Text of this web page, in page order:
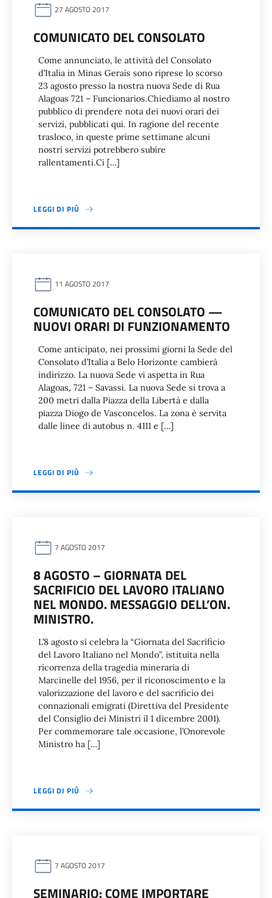
27 AGOSTO 2017
COMUNICATO DEL CONSOLATO
Come annunciato, le attività del Consolato
d’Italia in Minas Gerais sono riprese lo scorso
23 agosto presso la nostra nuova Sede di Rua
Alagoas 721 – Funcionarios.Chiediamo al nostro
pubblico di prendere nota dei nuovi orari dei
servizi, pubblicati qui. In ragione del recente
trasloco, in queste prime settimane alcuni
nostri servizi potrebbero subire
rallentamenti.Ci […]
LEGGI DI PIÙ
11 AGOSTO 2017
COMUNICATO DEL CONSOLATO —
NUOVI ORARI DI FUNZIONAMENTO
Come anticipato, nei prossimi giorni la Sede del
Consolato d’Italia a Belo Horizonte cambierà
indirizzo. La nuova Sede vi aspetta in Rua
Alagoas, 721 – Savassi. La nuova Sede si trova a
200 metri dalla Piazza della Libertà e dalla
piazza Diogo de Vasconcelos. La zona è servita
dalle linee di autobus n. 4111 e […]
LEGGI DI PIÙ
7 AGOSTO 2017
8 AGOSTO – GIORNATA DEL
SACRIFICIO DEL LAVORO ITALIANO
NEL MONDO. MESSAGGIO DELL’ON.
MINISTRO.
L’8 agosto si celebra la “Giornata del Sacrificio
del Lavoro Italiano nel Mondo”, istituita nella
ricorrenza della tragedia mineraria di
Marcinelle del 1956, per il riconoscimento e la
valorizzazione del lavoro e del sacrificio dei
connazionali emigrati (Direttiva del Presidente
del Consiglio dei Ministri il 1 dicembre 2001).
Per commemorare tale occasione, l’Onorevole
Ministro ha […]
LEGGI DI PIÙ
7 AGOSTO 2017
SEMINARIO: COME IMPORTARE